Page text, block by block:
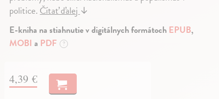
politice.Čítať ďalej↓
E-kniha na stiahnutie v digitálnych formátochEPUB,
MOBI a PDF ?
4,39 €